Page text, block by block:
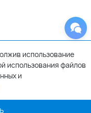
использование
использования файлов
и